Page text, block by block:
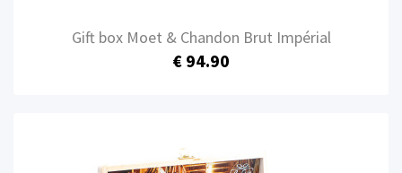
Gift box Moet & Chandon Brut Impérial
€ 94.90